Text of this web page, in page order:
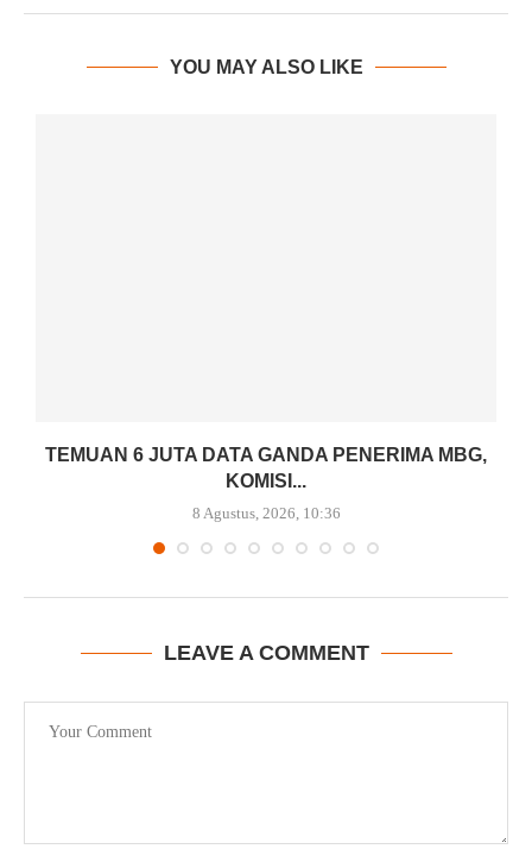
YOU MAY ALSO LIKE
TEMUAN 6 JUTA DATA GANDA PENERIMA MBG,
KOMISI...
8 Agustus, 2026, 10:36
LEAVE A COMMENT